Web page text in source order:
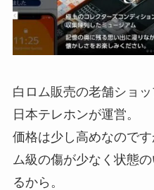
白ロム販売の老舗ショ
日本テレホンが運営。
価格は少し高めなので
ム級の傷が少なく状態
るから。